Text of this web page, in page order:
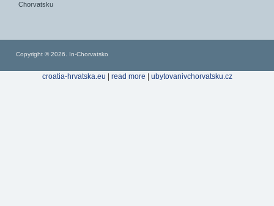
Chorvatsku
Copyright © 2026. In-Chorvatsko
croatia-hrvatska.eu | read more | ubytovanivchorvatsku.cz